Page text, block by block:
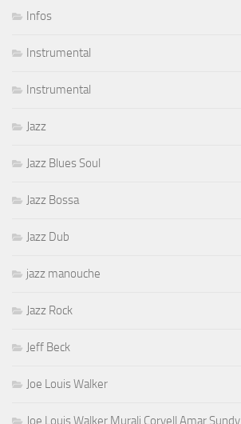
Infos
Instrumental
Instrumental
Jazz
Jazz Blues Soul
Jazz Bossa
Jazz Dub
jazz manouche
Jazz Rock
Jeff Beck
Joe Louis Walker
Joe Louis Walker Murali Coryell Amar Sundy